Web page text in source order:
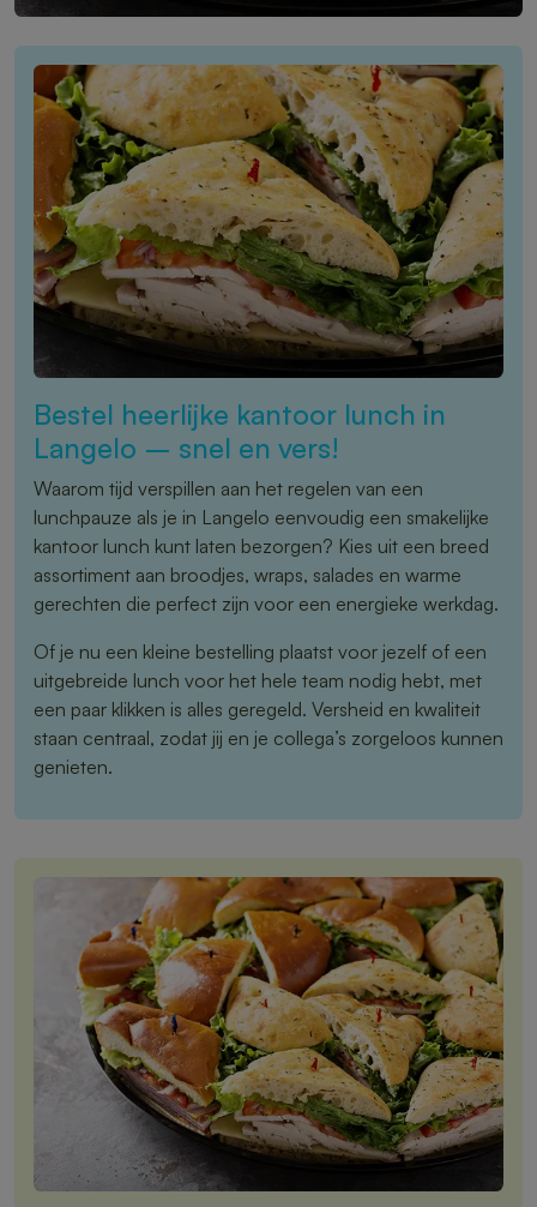
Bestel heerlijke kantoor lunch in
Langelo – snel en vers!
Waarom tijd verspillen aan het regelen van een
lunchpauze als je in Langelo eenvoudig een smakelijke
kantoor lunch kunt laten bezorgen? Kies uit een breed
assortiment aan broodjes, wraps, salades en warme
gerechten die perfect zijn voor een energieke werkdag.
Of je nu een kleine bestelling plaatst voor jezelf of een
uitgebreide lunch voor het hele team nodig hebt, met
een paar klikken is alles geregeld. Versheid en kwaliteit
staan centraal, zodat jij en je collega’s zorgeloos kunnen
genieten.